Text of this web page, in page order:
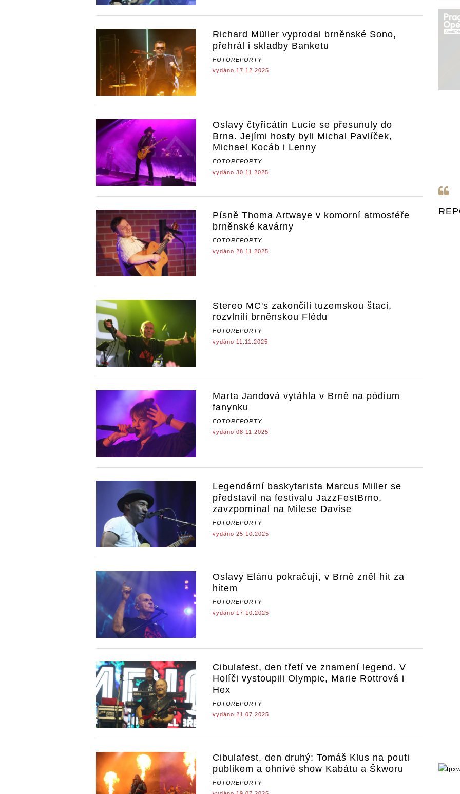
Richard Müller vyprodal brněnské Sono,
přehrál i skladby Banketu
FOTOREPORTY
vydáno 17.12.2025
Oslavy čtyřicátin Lucie se přesunuly do
Brna. Jejími hosty byli Michal Pavlíček,
Michael Kocáb i Lenny
FOTOREPORTY
vydáno 30.11.2025
Písně Thoma Artwaye v komorní atmosféře
brněnské kavárny
FOTOREPORTY
vydáno 28.11.2025
Stereo MC's zakončili tuzemskou štaci,
rozvlnili brněnskou Flédu
FOTOREPORTY
vydáno 11.11.2025
Marta Jandová vytáhla v Brně na pódium
fanynku
FOTOREPORTY
vydáno 08.11.2025
Legendární baskytarista Marcus Miller se
představil na festivalu JazzFestBrno,
zavzpomínal na Milese Davise
FOTOREPORTY
vydáno 25.10.2025
Oslavy Elánu pokračují, v Brně zněl hit za
hitem
FOTOREPORTY
vydáno 17.10.2025
Cibulafest, den třetí ve znamení legend. V
Holíči vystoupili Olympic, Marie Rottrová i
Hex
FOTOREPORTY
vydáno 21.07.2025
Cibulafest, den druhý: Tomáš Klus na pouti
publikem a ohnivé show Kabátu a Škworu
FOTOREPORTY